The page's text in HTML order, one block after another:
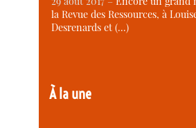
la Revue des Ressources, à
Desrenards et (…)
À la une